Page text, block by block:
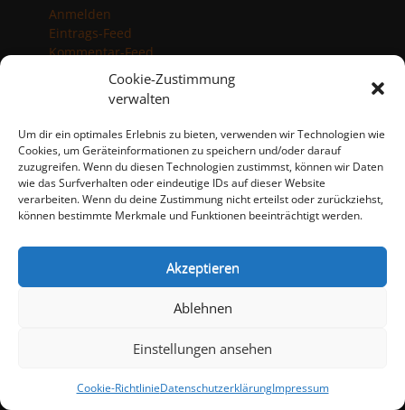
Cookie-Zustimmung
verwalten
Um dir ein optimales Erlebnis zu bieten, verwenden wir Technologien wie
Cookies, um Geräteinformationen zu speichern und/oder darauf
zuzugreifen. Wenn du diesen Technologien zustimmst, können wir Daten
wie das Surfverhalten oder eindeutige IDs auf dieser Website
verarbeiten. Wenn du deine Zustimmung nicht erteilst oder zurückziehst,
können bestimmte Merkmale und Funktionen beeinträchtigt werden.
Akzeptieren
Ablehnen
Einstellungen ansehen
Cookie-RichtlinieDatenschutzerklärungImpressum
Anmelden
Eintrags-Feed
Kommentar-Feed
WordPress.org
Datenschutzerklärung
Cookie-Richtlinie (EU)
Copyright © 2026TTF Eschelbach-Angelbachtal e.V.. Alle Rechte
vorbehalten.Datenschutzerklärung | catch-responsive-